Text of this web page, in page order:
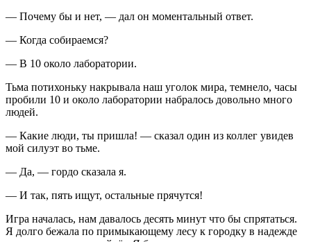
— Почему бы и нет, — дал он моментальный ответ.
— Когда собираемся?
— В 10 около лаборатории.
Тьма потихоньку накрывала наш уголок мира, темнело, часы
пробили 10 и около лаборатории набралось довольно много
людей.
— Какие люди, ты пришла! — сказал один из коллег увидев
мой силуэт во тьме.
— Да, — гордо сказала я.
— И так, пять ищут, остальные прячутся!
Игра началась, нам давалось десять минут что бы спрятаться.
Я долго бежала по примыкающему лесу к городку в надежде